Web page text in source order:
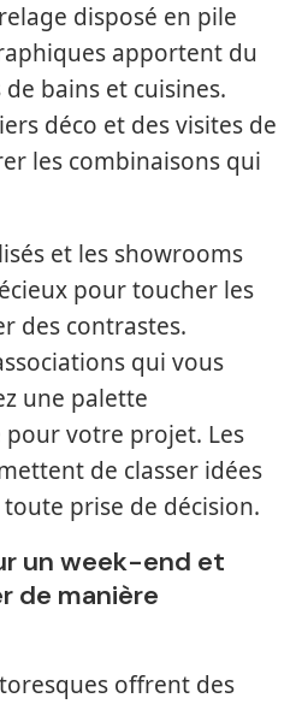
disposé en pile
apportent du
bains et cuisines.
déco et des visites de
les combinaisons qui
et les showrooms
pour toucher les
des contrastes.
qui vous
une palette
votre projet. Les
de classer idées
prise de décision.
un week-end et
de manière
offrent des